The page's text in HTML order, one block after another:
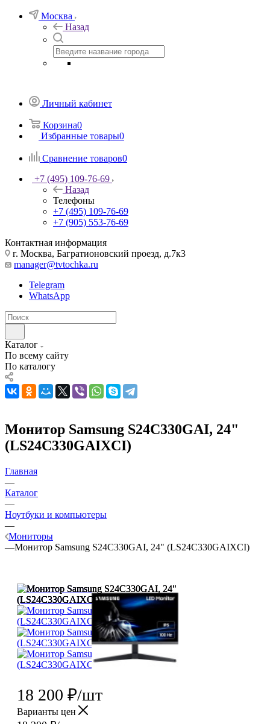
Москва
Назад
Личный кабинет
Корзина0
Избранные товары0
Сравнение товаров0
+7 (495) 109-76-69
Назад
Телефоны
+7 (495) 109-76-69
+7 (905) 553-76-69
Контактная информация
г. Москва, Багратионовский проезд, д.7к3
manager@tvtochka.ru
Telegram
WhatsApp
Каталог
По всему сайту
По каталогу
Монитор Samsung S24C330GAI, 24"
(LS24C330GAIXCI)
Главная
—
Каталог
—
Ноутбуки и компьютеры
—
Мониторы
—Монитор Samsung S24C330GAI, 24" (LS24C330GAIXCI)
18 200 ₽/шт
Варианты цен